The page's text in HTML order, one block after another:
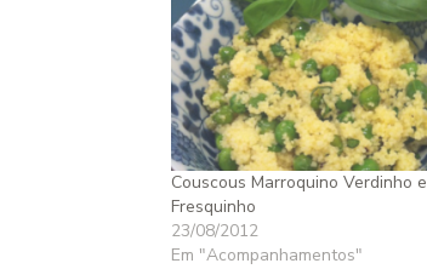
Couscous Marroquino Verdinho e
Fresquinho
23/08/2012
Em "Acompanhamentos"